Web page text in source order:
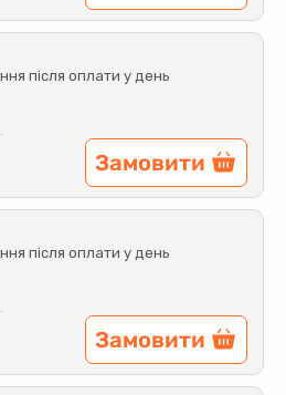
після оплати у день
Замовити
після оплати у день
Замовити